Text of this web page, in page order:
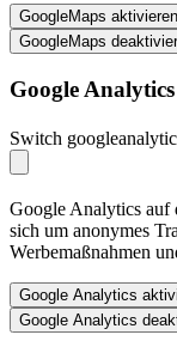
Google Analytics
Switch
Google Analytics auf
sich um anonymes
Werbemaßnahmen